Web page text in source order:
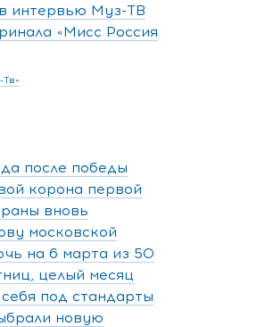
интервью Муз-ТВ
«Мисс Россия
после победы
корона первой
вновь
московской
на 6 марта из 50
целый месяц
под стандарты
новую